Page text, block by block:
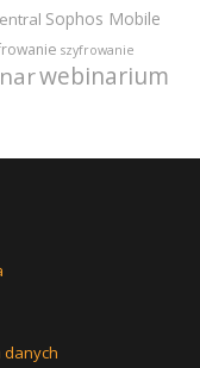
Sophos Mobile
szyfrowanie
webinarium
danych